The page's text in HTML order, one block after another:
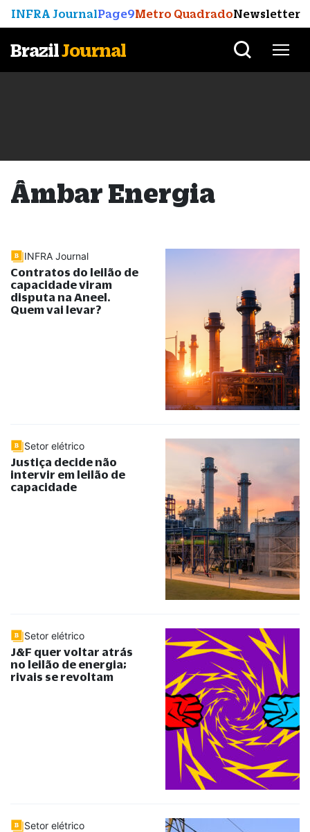
INFRA JournalPage9Metro QuadradoNewsletter
BrazilJournal
Âmbar Energia
INFRA Journal
Contratos do leilão de
capacidade viram
disputa na Aneel.
Quem vai levar?
Setor elétrico
Justiça decide não
intervir em leilão de
capacidade
Setor elétrico
J&F quer voltar atrás
no leilão de energia;
rivais se revoltam
Setor elétrico